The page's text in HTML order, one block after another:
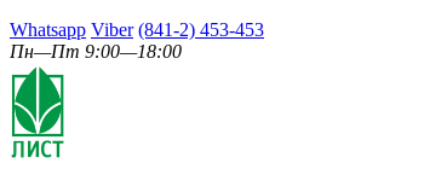
Whatsapp Viber (841-2) 453-453
Пн—Пт 9:00—18:00